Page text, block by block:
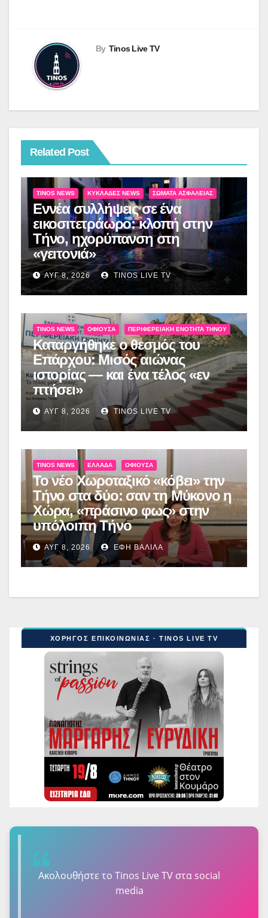
By Tinos Live TV
Related Post
TINOS NEWS ΚΥΚΛΆΔΕΣ NEWS ΣΏΜΑΤΑ ΑΣΦΑΛΕΊΑΣ
Εννέα συλλήψεις σε ένα
εικοσιτετράωρο: κλοπή στην
Τήνο, ηχορύπανση στη
«γειτονιά»
ΑΥΓ 8, 2026 TINOS LIVE TV
TINOS NEWS ΟΦΙΟΎΣΑ ΠΕΡΙΦΕΡΕΙΑΚΉ ΕΝΌΤΗΤΑ ΤΉΝΟΥ
Καταργήθηκε ο θεσμός του
Επάρχου: Μισός αιώνας
ιστορίας — και ένα τέλος «εν
πτήσει»
ΑΥΓ 8, 2026 TINOS LIVE TV
TINOS NEWS ΕΛΛΆΔΑ ΟΦΙΟΎΣΑ
Το νέο Χωροταξικό «κόβει» την
Τήνο στα δύο: σαν τη Μύκονο η
Χώρα, «πράσινο φως» στην
υπόλοιπη Τήνο
ΑΥΓ 8, 2026 ΈΦΗ ΒΑΛΊΛΑ
ΧΟΡΗΓΟΣ ΕΠΙΚΟΙΝΩΝΙΑΣ · TINOS LIVE TV
Ακολουθήστε τo Tinos Live TV στα social
media